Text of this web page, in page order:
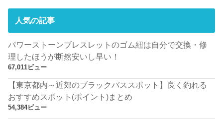
人気の記事
パワーストーンブレスレットのゴム紐は自分で交換・修
理したほうが断然安いし早い！
67,011ビュー
【東京都内～近郊のブラックバススポット】良く釣れる
おすすめスポット(ポイント)まとめ
54,384ビュー